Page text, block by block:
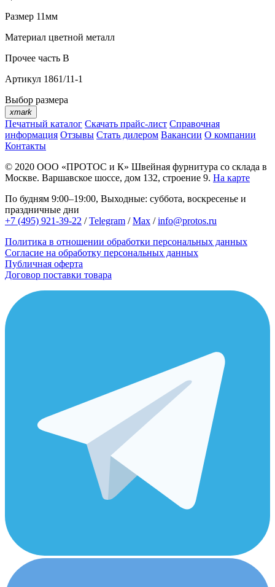
Размер 11мм
Материал цветной металл
Прочее часть В
Артикул 1861/11-1
Выбор размера
xmark
Печатный каталог Скачать прайс-лист Справочная
информация Отзывы Стать дилером Вакансии О компании
Контакты
© 2020 ООО «ПРОТОС и К» Швейная фурнитура со склада в
Москве. Варшавское шоссе, дом 132, строение 9. На карте
По будням 9:00–19:00, Выходные: суббота, воскресенье и
праздничные дни
+7 (495) 921-39-22 /Telegram /Max /info@protos.ru
Политика в отношении обработки персональных данных
Согласие на обработку персональных данных
Публичная оферта
Договор поставки товара